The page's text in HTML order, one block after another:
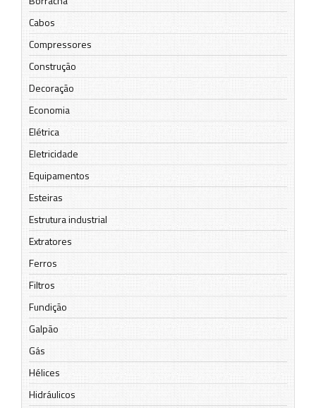
Cabos
Compressores
Construção
Decoração
Economia
Elétrica
Eletricidade
Equipamentos
Esteiras
Estrutura industrial
Extratores
Ferros
Filtros
Fundição
Galpão
Gás
Hélices
Hidráulicos